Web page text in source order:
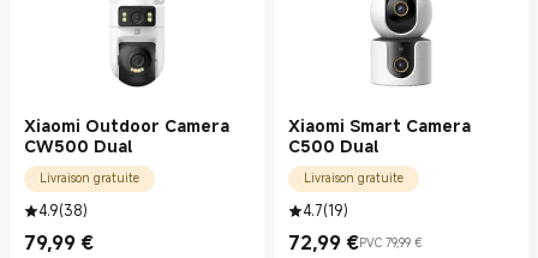
Xiaomi Outdoor Camera
CW500 Dual
Livraison gratuite
4.9(38)
79,99 €
Current Price €79.99
Xiaomi Smart Camera
C500 Dual
Livraison gratuite
4.7(19)
72,99 €
Current Price €72.99
PVC 79,99 €
Prix de vente 79,99 €